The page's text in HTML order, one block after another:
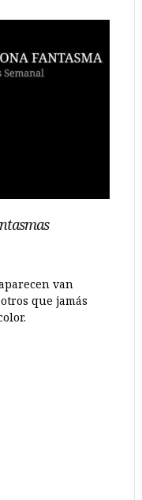
van
que jamás